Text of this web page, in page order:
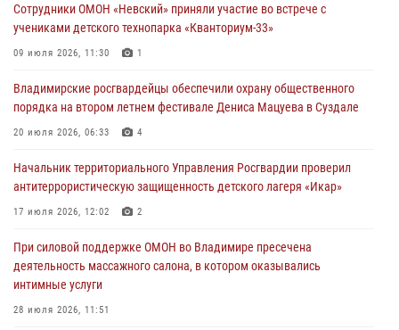
28 июля 2026, 11:51
Во Владимирcкой области открыли профильную Росгвардейскую
27 июля 2026, 16:43 2
Владимирские росгвардейцы обеспечили охрану общественного
20 июля 2026, 06:33 4
Военнослужащий военного оркестра регионального Управления
105-летию Центрального округа
19 июля 2026, 11:17 7
Начальник территориального Управления Росгвардии проверил
Сотрудники ОМОН «Невский» приняли участие во встрече с
учениками детского технопарка «Кванториум-33»
09 июля 2026, 11:30 1
Владимирские росгвардейцы обеспечили охрану общественного
порядка на втором летнем фестивале Дениса Мацуева в Суздале
20 июля 2026, 06:33 4
Начальник территориального Управления Росгвардии проверил
антитеррористическую защищенность детского лагеря «Икар»
17 июля 2026, 12:02 2
При силовой поддержке ОМОН во Владимире пресечена
деятельность массажного салона, в котором оказывались
интимные услуги
28 июля 2026, 11:51